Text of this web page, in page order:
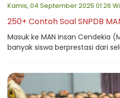
Kamis, 04 September 2025 01:26
250+ Contoh Soal SNPDB
Masuk ke MAN Insan Cendekia
banyak siswa berprestasi dari